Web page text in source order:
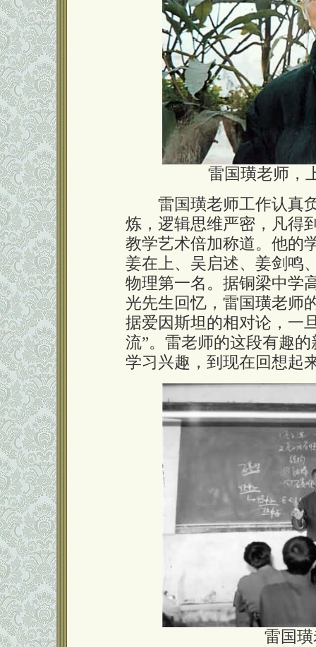
雷国璜老师，
雷国璜老师工作认真负
炼，逻辑思维严密，凡得
教学艺术倍加称道。他的
姜在上、吴启述、姜剑鸣
物理第一名。据铜梁中学
光先生回忆，雷国璜老师
据爱因斯坦的相对论，一
流”。雷老师的这段有趣
学习兴趣，到现在回想起
雷国